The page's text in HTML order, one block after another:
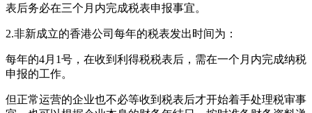
表后务必在三个月内完成税表申报事宜。
2.非新成立的香港公司每年的税表发出时间为：
每年的4月1号，在收到利得税税表后，需在一个月内完成纳税
申报的工作。
但正常运营的企业也不必等收到税表后才开始着手处理税审事